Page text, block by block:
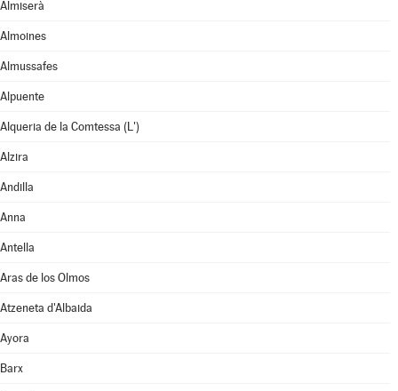
Almiserà
Almoines
Almussafes
Alpuente
Alqueria de la Comtessa (L')
Alzira
Andilla
Anna
Antella
Aras de los Olmos
Atzeneta d'Albaida
Ayora
Barx